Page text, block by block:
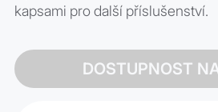
kapsami pro další příslušenství.
DOSTUPNOST